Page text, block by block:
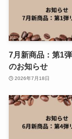
7月新商品：第1
のお知らせ
2026年7月18日